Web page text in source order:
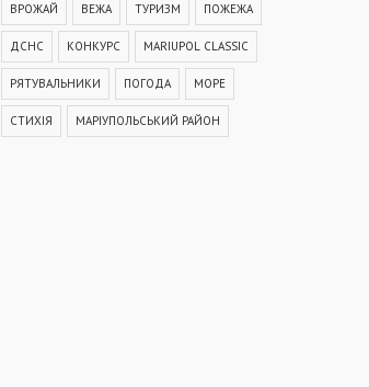
ВРОЖАЙ ВЕЖА ТУРИЗМ ПОЖЕЖА
ДСНС КОНКУРС MARIUPOL CLASSIC
РЯТУВАЛЬНИКИ ПОГОДА МОРЕ
СТИХІЯ МАРІУПОЛЬСЬКИЙ РАЙОН